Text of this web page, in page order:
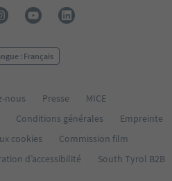
: Français
nous Presse
MICE
Conditions générales
Empreinte
cookies
Commission film
d’accessibilité South Tyrol B2B